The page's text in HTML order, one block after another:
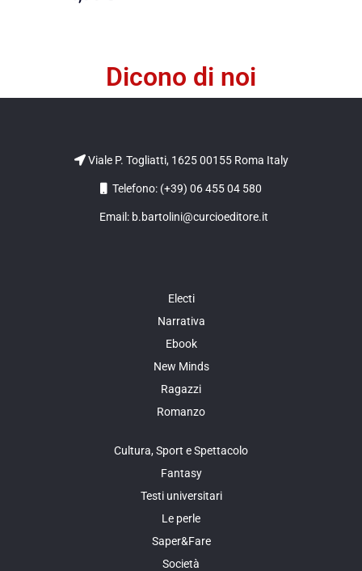
Dicono di noi
Viale P. Togliatti, 1625 00155 Roma Italy
Telefono: (+39) 06 455 04 580
Email: b.bartolini@curcioeditore.it
Electi
Narrativa
Ebook
New Minds
Ragazzi
Romanzo
Cultura, Sport e Spettacolo
Fantasy
Testi universitari
Le perle
Saper&Fare
Società